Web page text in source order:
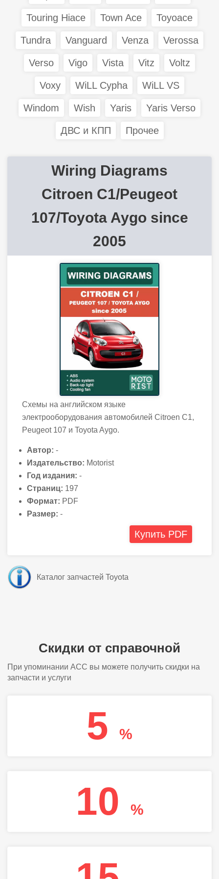
Touring Hiace Town Ace Toyoace
Tundra Vanguard Venza Verossa
Verso Vigo Vista Vitz Voltz
Voxy WiLL Cypha WiLL VS
Windom Wish Yaris Yaris Verso
ДВС и КПП Прочее
Wiring Diagrams
Citroen C1/Peugeot
107/Toyota Aygo since
2005
Схемы на английском языке
электрооборудования автомобилей Citroen C1,
Peugeot 107 и Toyota Aygo.
Автор: -
Издательство: Motorist
Год издания: -
Страниц: 197
Формат: PDF
Размер: -
Купить PDF
Каталог запчастей Toyota
Скидки от справочной
При упоминании АСС вы можете получить скидки на
запчасти и услуги
5 %
10 %